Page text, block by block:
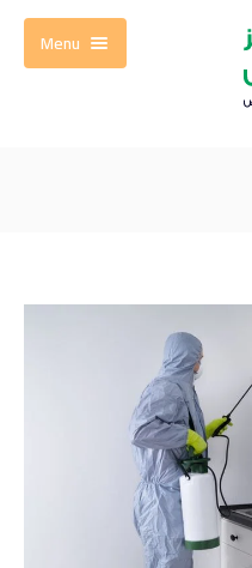
Menu